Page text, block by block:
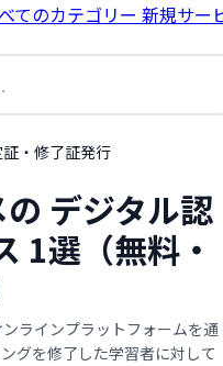
てのカテゴリー 新規サー
・修了証発行
デジタル認
1選（無料・
ラインプラットフォームを通
グを修了した学習者に対して